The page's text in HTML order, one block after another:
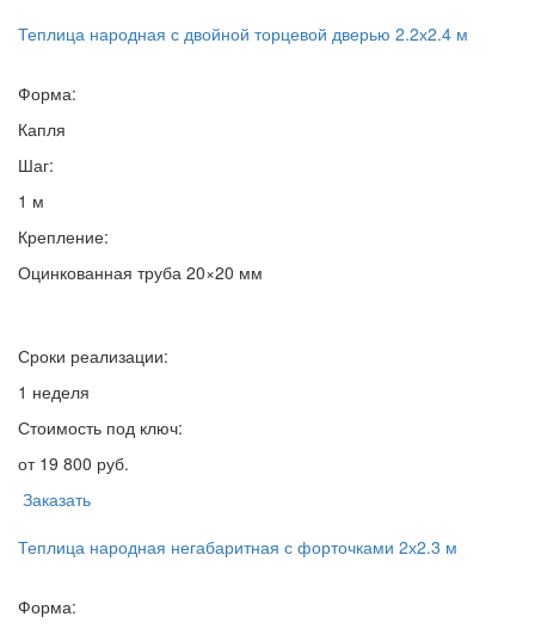
Теплица народная с двойной торцевой дверью 2.2х2.4 м
Форма:
Капля
Шаг:
1 м
Крепление:
Оцинкованная труба 20×20 мм
Сроки реализации:
1 неделя
Стоимость под ключ:
от 19 800 руб.
Заказать
Теплица народная негабаритная с форточками 2х2.3 м
Форма: